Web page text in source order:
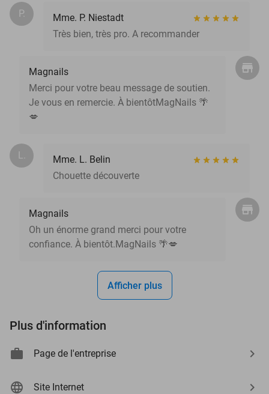
P.
Mme. P. Niestadt
Très bien, très pro. A recommander
Magnails
Merci pour votre beau message de soutien.
Je vous en remercie. À bientôtMagNails 🌴
💋
L.
Mme. L. Belin
Chouette découverte
Magnails
Oh un énorme grand merci pour votre
confiance. À bientôt.MagNails 🌴💋
Afficher plus
Plus d'information
Page de l'entreprise
Site Internet